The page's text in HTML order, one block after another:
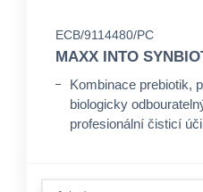
ECB/9114480/PC
MAXX INTO
Kombinace prebiotik,
biologicky
profesionální čisticí
Pomáhá dosahovat